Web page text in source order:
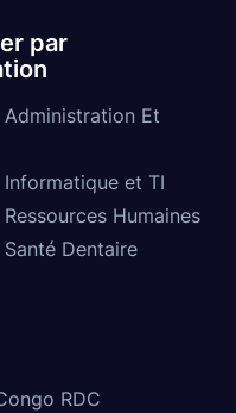
par
Et
et TI
Humaines
Dentaire
RDC